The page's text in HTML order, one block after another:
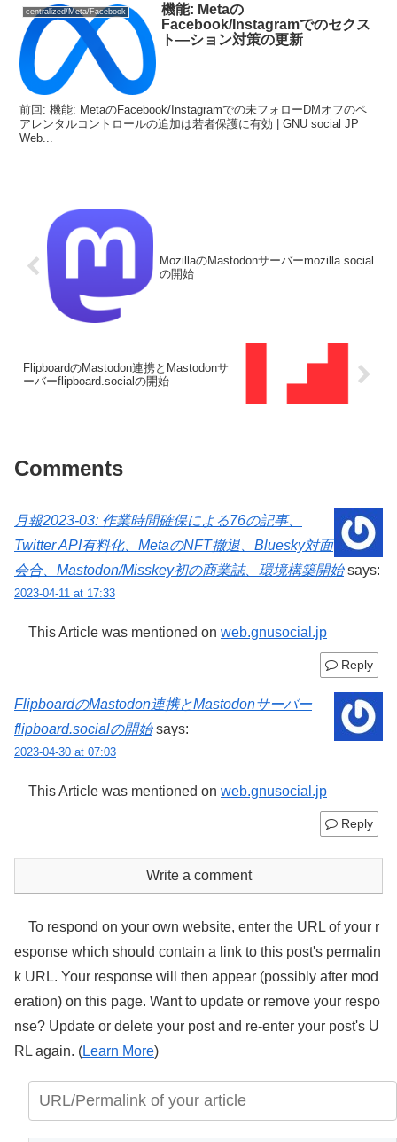
centralized/Meta/Facebook
機能: Metaの
Facebook/Instagramでのセクス
ト―ション対策の更新
前回: 機能: MetaのFacebook/Instagramでの未フォローDMオフのペ
アレンタルコントロールの追加は若者保護に有効 | GNU social JP
Web...
MozillaのMastodonサーバーmozilla.social
の開始
FlipboardのMastodon連携とMastodonサ
ーバーflipboard.socialの開始
Comments
月報2023-03: 作業時間確保による76の記事、
Twitter API有料化、MetaのNFT撤退、Bluesky対面
会合、Mastodon/Misskey初の商業誌、環境構築開始 says:
2023-04-11 at 17:33
This Article was mentioned on web.gnusocial.jp
Reply
FlipboardのMastodon連携とMastodonサーバー
flipboard.socialの開始 says:
2023-04-30 at 07:03
This Article was mentioned on web.gnusocial.jp
Reply
Write a comment
To respond on your own website, enter the URL of your r
esponse which should contain a link to this post's permalin
k URL. Your response will then appear (possibly after mod
eration) on this page. Want to update or remove your respo
nse? Update or delete your post and re-enter your post's U
RL again. (Learn More)